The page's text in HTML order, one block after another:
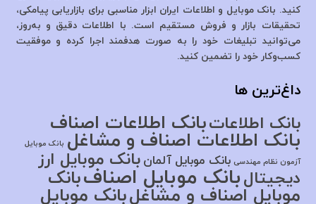
کنید. بانک موبایل و اطلاعات ایران ابزار مناسبی برای بازاریابی پیامکی،
تحقیقات بازار و فروش مستقیم است. با اطلاعات دقیق و به‌روز،
می‌توانید تبلیغات خود را به صورت هدفمند اجرا کرده و موفقیت
کسب‌وکار خود را تضمین کنید.
داغ‌ترین ها
بانک اطلاعاتبانک اطلاعات اصناف
بانک اطلاعات اصناف و مشاغل بانک موبایل
آزمون نظام مهندسی بانک موبایل آلمان بانک موبایل ارز
دیجیتالبانک موبایل اصنافبانک
موبایل اصناف و مشاغلبانک موبایل